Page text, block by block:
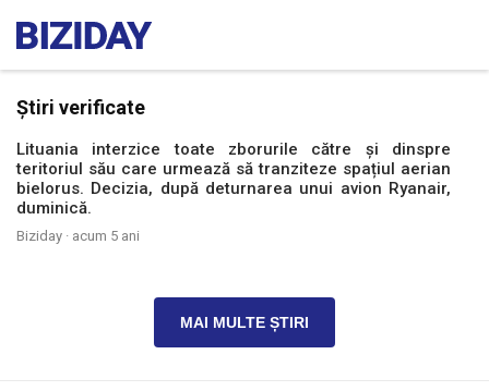
Știri verificate
Lituania interzice toate zborurile către și dinspre
teritoriul său care urmează să tranziteze spațiul aerian
bielorus. Decizia, după deturnarea unui avion Ryanair,
duminică.
Biziday · acum 5 ani
MAI MULTE ȘTIRI